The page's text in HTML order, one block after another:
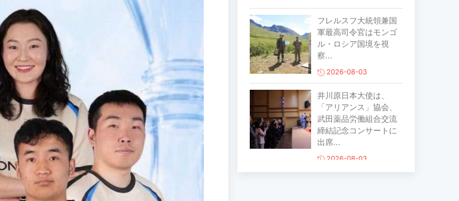
フレルスフ大統領兼国
軍最高司令官はモンゴ
ル・ロシア国境を視
察...
2026-08-03
井川原日本大使は、
「アリアンス」協会、
武田薬品労働組合交流
締結記念コンサートに
出席...
2026-08-03